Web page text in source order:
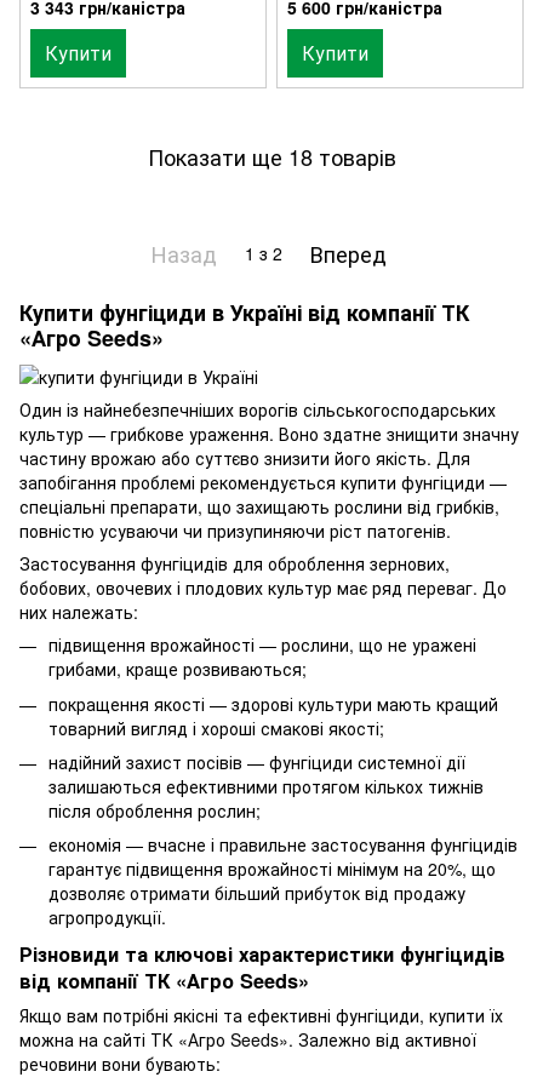
3 343 грн/каністра
Купити
5 600 грн/каністра
Купити
Показати ще 18 товарів
Назад 1 з 2
Вперед
Купити фунгіциди в Україні від компанії ТК
«Агро Seeds»
Один із найнебезпечніших ворогів сільськогосподарських
культур — грибкове ураження. Воно здатне знищити значну
частину врожаю або суттєво знизити його якість. Для
запобігання проблемі рекомендується купити фунгіциди —
спеціальні препарати, що захищають рослини від грибків,
повністю усуваючи чи призупиняючи ріст патогенів.
Застосування фунгіцидів для оброблення зернових,
бобових, овочевих і плодових культур має ряд переваг. До
них належать:
підвищення врожайності — рослини, що не уражені
грибами, краще розвиваються;
покращення якості — здорові культури мають кращий
товарний вигляд і хороші смакові якості;
надійний захист посівів — фунгіциди системної дії
залишаються ефективними протягом кількох тижнів
після оброблення рослин;
економія — вчасне і правильне застосування фунгіцидів
гарантує підвищення врожайності мінімум на 20%, що
дозволяє отримати більший прибуток від продажу
агропродукції.
Різновиди та ключові характеристики фунгіцидів
від компанії ТК «Агро Seeds»
Якщо вам потрібні якісні та ефективні фунгіциди, купити їх
можна на сайті ТК «Агро Seeds». Залежно від активної
речовини вони бувають: